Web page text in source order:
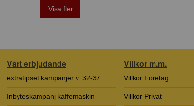
Visa fler
Vårt erbjudande
extratipset kampanjer v. 32-37
Inbyteskampanj kaffemaskin
Villkor m.m.
Villkor Företag
Villkor Privat